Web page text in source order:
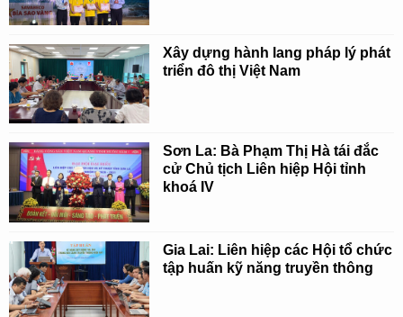
Xây dựng hành lang pháp lý phát
triển đô thị Việt Nam
Sơn La: Bà Phạm Thị Hà tái đắc
cử Chủ tịch Liên hiệp Hội tỉnh
khoá IV
Gia Lai: Liên hiệp các Hội tổ chức
tập huấn kỹ năng truyền thông